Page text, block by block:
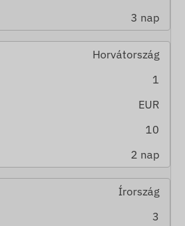
3 nap
Horvátország
1
EUR
10
2 nap
Írország
3